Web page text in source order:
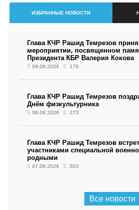
ИЗБРАННЫЕ НОВОСТИ
Глава КЧР Рашид Темрезов
мероприятии, посвященном
Президента КБР Валерия Кокова
09.08.2026 176
Глава КЧР Рашид Темрезов
Днём физкультурника
08.08.2026 273
Глава КЧР Рашид Темрезов
участниками специальной
родными
07.08.2026 503
Все новости